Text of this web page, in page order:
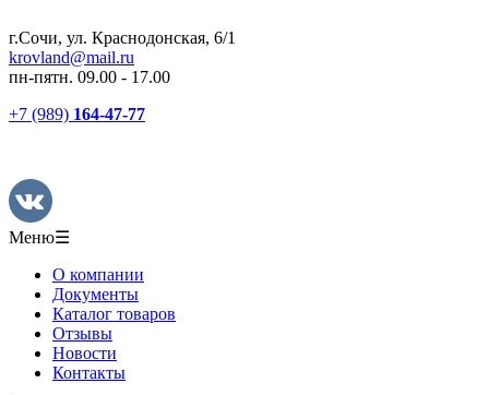
г.Сочи, ул. Краснодонская, 6/1
krovland@mail.ru
пн-пятн. 09.00 - 17.00
+7 (989) 164-47-77
Меню☰
О компании
Документы
Каталог товаров
Отзывы
Новости
Контакты